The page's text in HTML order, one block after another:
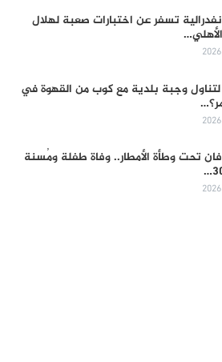
تسفر عن اختبارات صعبة لهلال
وجبة بلدية مع كوب من القهوة في
تحت وطأة الأمطار.. وفاة طفلة ومُسنة